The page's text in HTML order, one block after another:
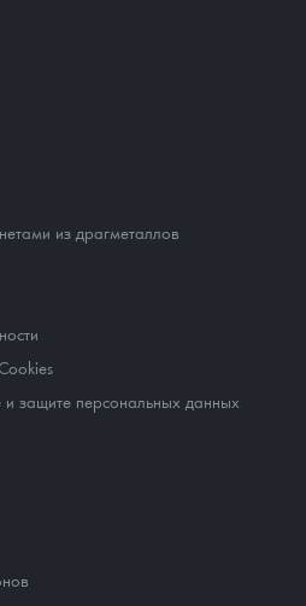
из драгметаллов
защите персональных данных